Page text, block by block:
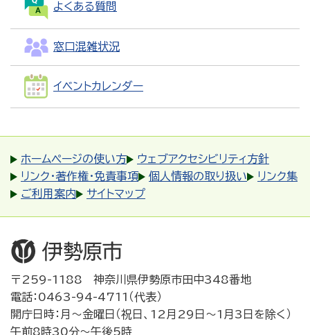
よくある質問
窓口混雑状況
イベントカレンダー
ホームページの使い方
ウェブアクセシビリティ方針
リンク・著作権・免責事項
個人情報の取り扱い
リンク集
ご利用案内
サイトマップ
〒259-1188 神奈川県伊勢原市田中348番地
電話：0463-94-4711（代表）
開庁日時：月～金曜日（祝日、12月29日～1月3日を除く）
午前8時30分～午後5時